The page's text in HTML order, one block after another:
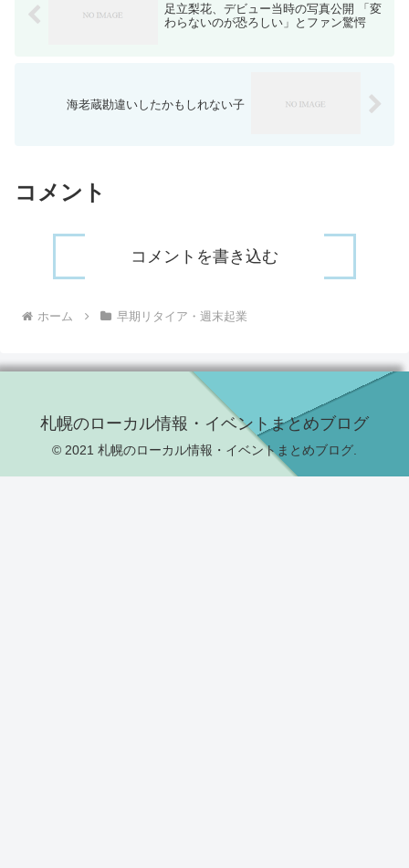
足立梨花、デビュー当時の写真公開 「変
わらないのが恐ろしい」とファン驚愕
海老蔵勘違いしたかもしれない子
コメント
コメントを書き込む
ホーム 早期リタイア・週末起業
札幌のローカル情報・イベントまとめブログ
© 2021 札幌のローカル情報・イベントまとめブログ.